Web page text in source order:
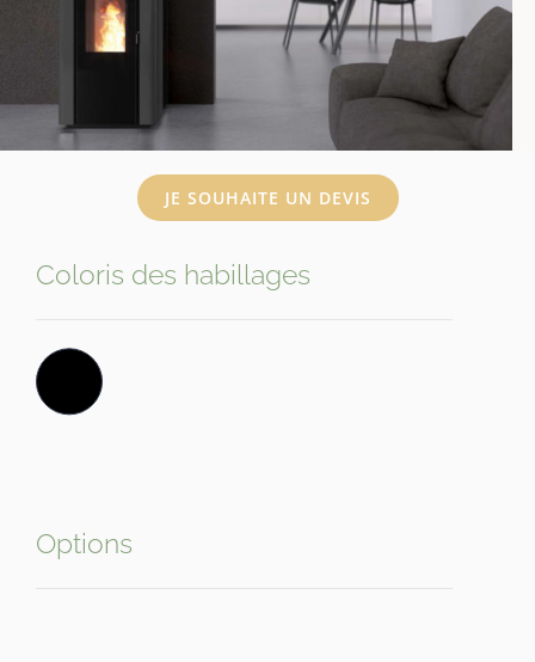
JE SOUHAITE UN DEVIS
Coloris des habillages
Options